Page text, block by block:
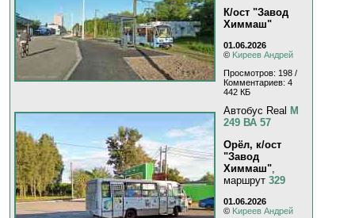
К/ост "Завод
Химмаш"
01.06.2026
© Kиpeeв Aндpeй
Просмотров: 198 /
Комментариев: 4
442 КБ
Автобус Real М
249 ВА 57
Орёл, к/ост
"Завод
Химмаш",
маршрут 329
01.06.2026
© Kиpeeв Aндpeй